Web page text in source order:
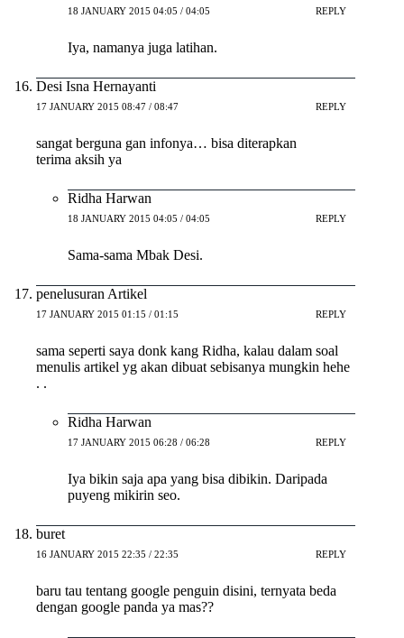
18 JANUARY 2015 04:05 / 04:05 REPLY
Iya, namanya juga latihan.
Desi Isna Hernayanti
17 JANUARY 2015 08:47 / 08:47 REPLY
sangat berguna gan infonya… bisa diterapkan
terima aksih ya
Ridha Harwan
18 JANUARY 2015 04:05 / 04:05 REPLY
Sama-sama Mbak Desi.
penelusuran Artikel
17 JANUARY 2015 01:15 / 01:15 REPLY
sama seperti saya donk kang Ridha, kalau dalam soal
menulis artikel yg akan dibuat sebisanya mungkin hehe
. .
Ridha Harwan
17 JANUARY 2015 06:28 / 06:28 REPLY
Iya bikin saja apa yang bisa dibikin. Daripada
puyeng mikirin seo.
buret
16 JANUARY 2015 22:35 / 22:35 REPLY
baru tau tentang google penguin disini, ternyata beda
dengan google panda ya mas??